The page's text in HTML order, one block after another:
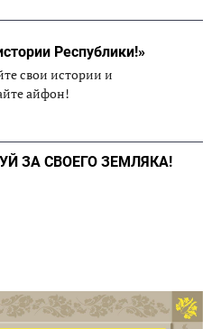
Республики!»
свои истории и
айфон!
ЗА СВОЕГО ЗЕМЛЯКА!